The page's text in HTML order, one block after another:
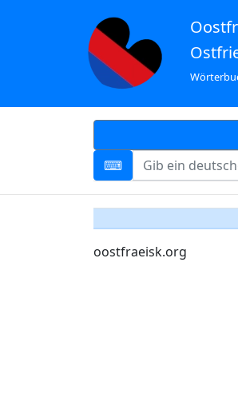
oostfraeisk.org